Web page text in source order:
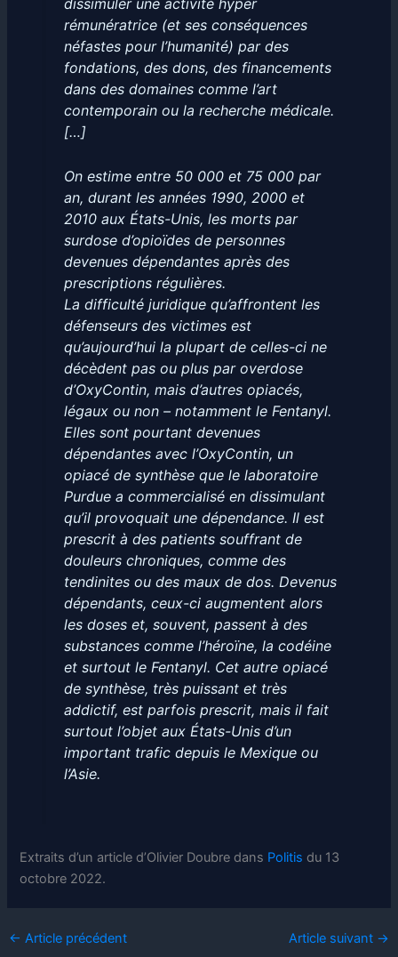
dissimuler une activité hyper
rémunératrice (et ses conséquences
néfastes pour l’humanité) par des
fondations, des dons, des financements
dans des domaines comme l’art
contemporain ou la recherche médicale.
[…]
On estime entre 50 000 et 75 000 par
an, durant les années 1990, 2000 et
2010 aux États-Unis, les morts par
surdose d’opioïdes de personnes
devenues dépendantes après des
prescriptions régulières.
La difficulté juridique qu’affrontent les
défenseurs des victimes est
qu’aujourd’hui la plupart de celles-ci ne
décèdent pas ou plus par overdose
d’OxyContin, mais d’autres opiacés,
légaux ou non – notamment le Fentanyl.
Elles sont pourtant devenues
dépendantes avec l’OxyContin, un
opiacé de synthèse que le laboratoire
Purdue a commercialisé en dissimulant
qu’il provoquait une dépendance. Il est
prescrit à des patients souffrant de
douleurs chroniques, comme des
tendinites ou des maux de dos. Devenus
dépendants, ceux-ci augmentent alors
les doses et, souvent, passent à des
substances comme l’héroïne, la codéine
et surtout le Fentanyl. Cet autre opiacé
de synthèse, très puissant et très
addictif, est parfois prescrit, mais il fait
surtout l’objet aux États-Unis d’un
important trafic depuis le Mexique ou
l’Asie.
Extraits d’un article d’Olivier Doubre dans Politis du 13
octobre 2022.
← Article précédent Article suivant →